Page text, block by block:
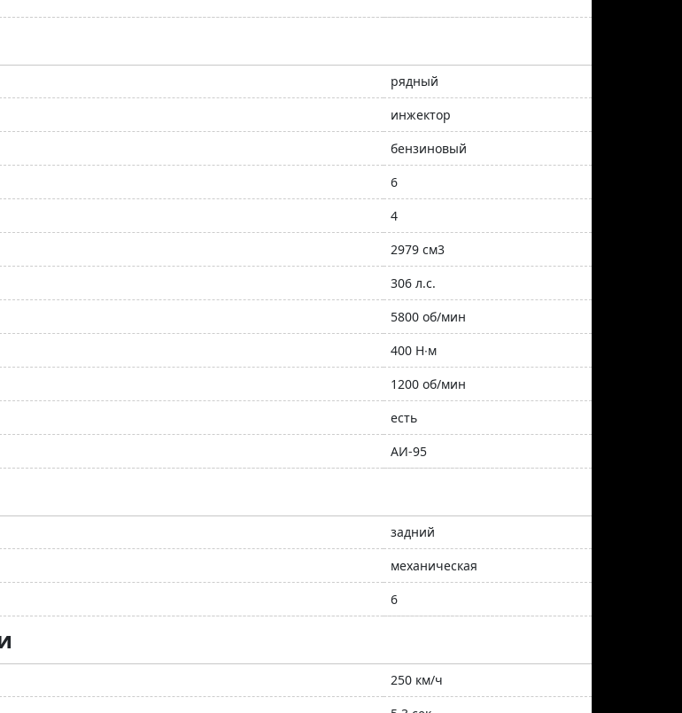
рядный
инжектор
бензиновый
6
4
2979 см3
306 л.с.
5800 об/мин
400 Н∙м
1200 об/мин
есть
АИ-95
задний
механическая
6
250 км/ч